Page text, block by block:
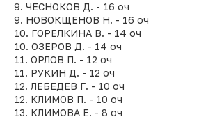
9. ЧЕСНОКОВ Д. - 16 оч
9. НОВОКЩЕНОВ Н. - 16 оч
10. ГОРЕЛКИНА В. - 14 оч
10. ОЗЕРОВ Д. - 14 оч
11. ОРЛОВ П. - 12 оч
11. РУКИН Д. - 12 оч
12. ЛЕБЕДЕВ Г. - 10 оч
12. КЛИМОВ П. - 10 оч
13. КЛИМОВА Е. - 8 оч